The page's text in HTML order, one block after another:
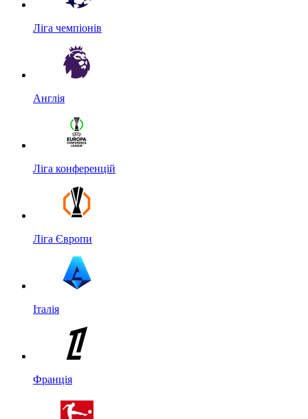
Ліга чемпіонів
Англія
Ліга конференцій
Ліга Європи
Італія
Франція